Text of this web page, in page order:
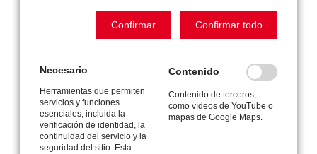
Privacidad / Pie de imprenta
Confirmar Confirmar todo
Necesario
Herramientas que permiten
servicios y funciones
esenciales, incluida la
verificación de identidad, la
continuidad del servicio y la
seguridad del sitio. Esta
Contenido
Contenido de terceros,
como vídeos de YouTube o
mapas de Google Maps.